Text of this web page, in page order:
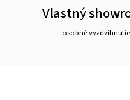
Vlastný
osobné vyzdvihnutie